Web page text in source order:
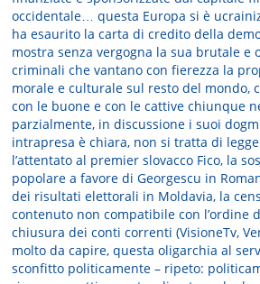
occidentale… questa Europa si è
ha esaurito la carta di credito della
mostra senza vergogna la sua brutale e
criminali che vantano con fierezza la
morale e culturale sul resto del mondo,
con le buone e con le cattive chiunque
parzialmente, in discussione i suoi
intrapresa è chiara, non si tratta di
l’attentato al premier slovacco Fico, la
popolare a favore di Georgescu in
dei risultati elettorali in Moldavia, la
contenuto non compatibile con l’ordine
chiusura dei conti correnti (VisioneTv,
molto da capire, questa oligarchia al
sconfitto politicamente – ripeto: